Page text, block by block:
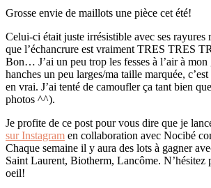
Grosse envie de maillots une pièce cet été!
Celui-ci était juste irrésistible avec ses rayures
que l’échancrure est vraiment TRES TRES
Bon… J’ai un peu trop les fesses à l’air à mon
hanches un peu larges/ma taille marquée,
en vrai. J’ai tenté de camoufler ça tant bien
photos ^^).
Je profite de ce post pour vous dire que je
sur Instagram en collaboration avec Nocibé
Chaque semaine il y aura des lots à gagner
Saint Laurent, Biotherm, Lancôme. N’hésitez
oeil!